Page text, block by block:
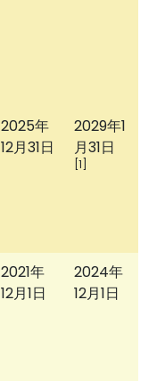
2025年
12月31日
2029年1
月31日
[1]
2021年
12月1日
2024年
12月1日